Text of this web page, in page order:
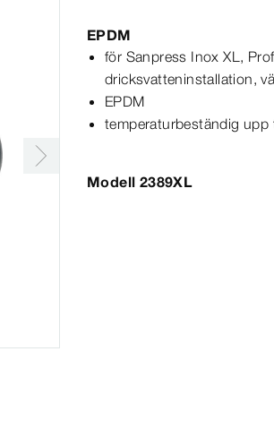
EPDM
för Sanpress Inox XL,
dricksvatteninstallation,
EPDM
temperaturbeständig upp
Modell 2389XL